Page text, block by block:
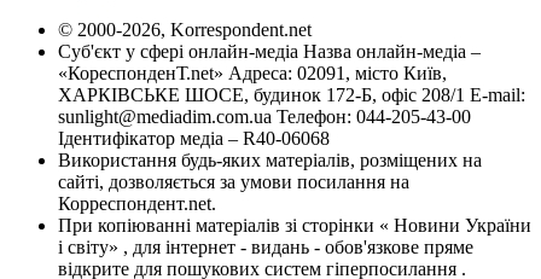
© 2000-2026, Korrespondent.net
Суб'єкт у сфері онлайн-медіа Назва онлайн-медіа –
«КореспонденТ.net» Адреса: 02091, місто Київ,
ХАРКІВСЬКЕ ШОСЕ, будинок 172-Б, офіс 208/1 E-mail:
sunlight@mediadim.com.ua Телефон: 044-205-43-00
Ідентифікатор медіа – R40-06068
Використання будь-яких матеріалів, розміщених на
сайті, дозволяється за умови посилання на
Корреспондент.net.
При копіюванні матеріалів зі сторінки « Новини України
і світу» , для інтернет - видань - обов'язкове пряме
відкрите для пошукових систем гіперпосилання .